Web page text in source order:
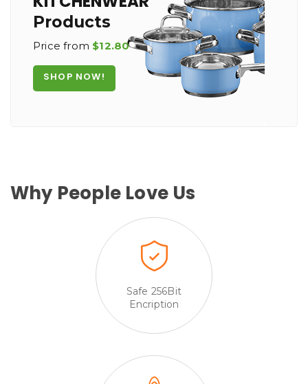
Products
Price from $12.80
SHOP NOW!
Why People Love Us
Safe 256Bit
Encription